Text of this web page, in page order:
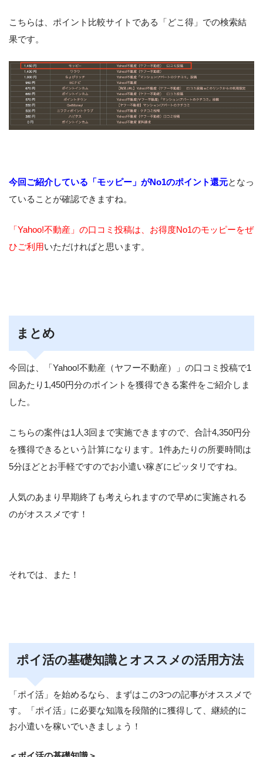
こちらは、ポイント比較サイトである「どこ得」での検索結
果です。
今回ご紹介している「モッピー」がNo1のポイント還元となっ
ていることが確認できますね。
「Yahoo!不動産」の口コミ投稿は、お得度No1のモッピーをぜ
ひご利用いただければと思います。
まとめ
今回は、「Yahoo!不動産（ヤフー不動産）」の口コミ投稿で1
回あたり1,450円分のポイントを獲得できる案件をご紹介しま
した。
こちらの案件は1人3回まで実施できますので、合計4,350円分
を獲得できるという計算になります。1件あたりの所要時間は
5分ほどとお手軽ですのでお小遣い稼ぎにピッタリですね。
人気のあまり早期終了も考えられますので早めに実施される
のがオススメです！
それでは、また！
ポイ活の基礎知識とオススメの活用方法
「ポイ活」を始めるなら、まずはこの3つの記事がオススメで
す。「ポイ活」に必要な知識を段階的に獲得して、継続的に
お小遣いを稼いでいきましょう！